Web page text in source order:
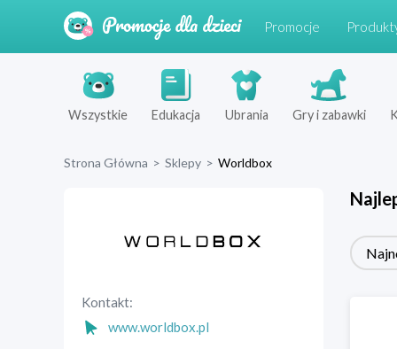
Promocje
Wszystkie Edukacja Ubrania Gry i zabawki
Strona Główna > Sklepy > Worldbox
Kontakt:
www.worldbox.pl